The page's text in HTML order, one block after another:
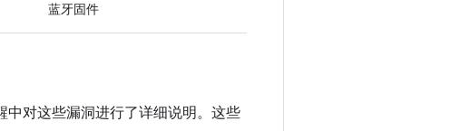
蓝牙固件
中对这些漏洞进行了详细说明。这些